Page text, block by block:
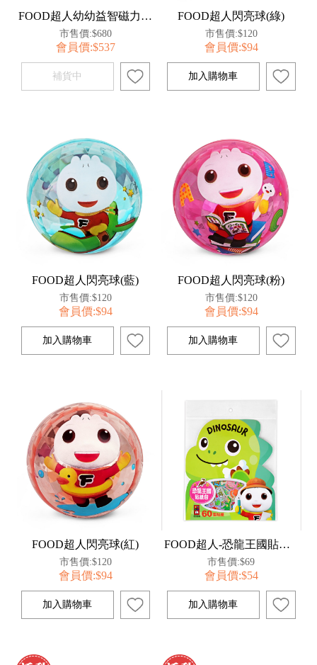
FOOD超人幼幼益智磁力棒-可愛動物
市售價:$680
會員價:$537
FOOD超人閃亮球(綠)
市售價:$120
會員價:$94
FOOD超人閃亮球(藍)
市售價:$120
會員價:$94
FOOD超人閃亮球(粉)
市售價:$120
會員價:$94
FOOD超人閃亮球(紅)
市售價:$120
會員價:$94
FOOD超人-恐龍王國貼紙包:60張貼紙
市售價:$69
會員價:$54